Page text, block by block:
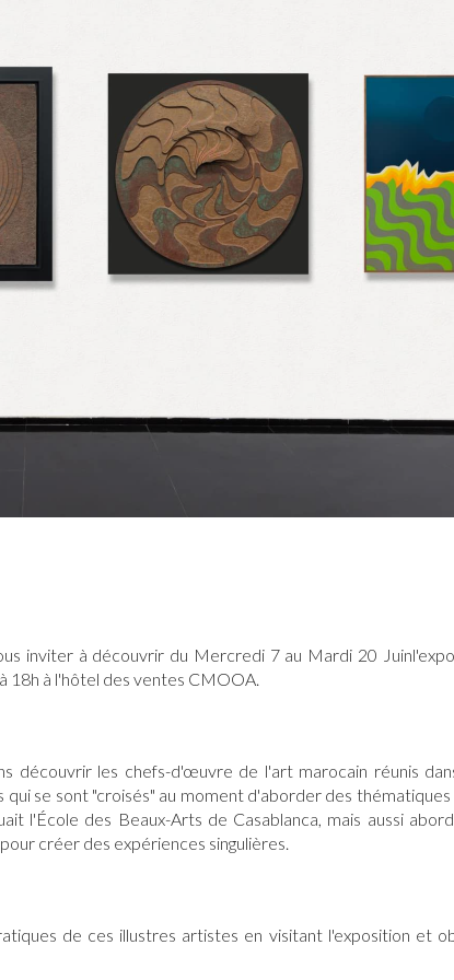
inviter à découvrir du Mercredi 7 au Mardi 20
18h à l'hôtel des ventes CMOOA.
découvrir les chefs-d'œuvre de l'art marocain réunis
se sont "croisés" au moment d'aborder des thématiques
l'École des Beaux-Arts de Casablanca, mais aussi
créer des expériences singulières.
de ces illustres artistes en visitant l'exposition et